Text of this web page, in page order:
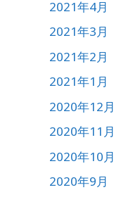
2021年4月
2021年3月
2021年2月
2021年1月
2020年12月
2020年11月
2020年10月
2020年9月